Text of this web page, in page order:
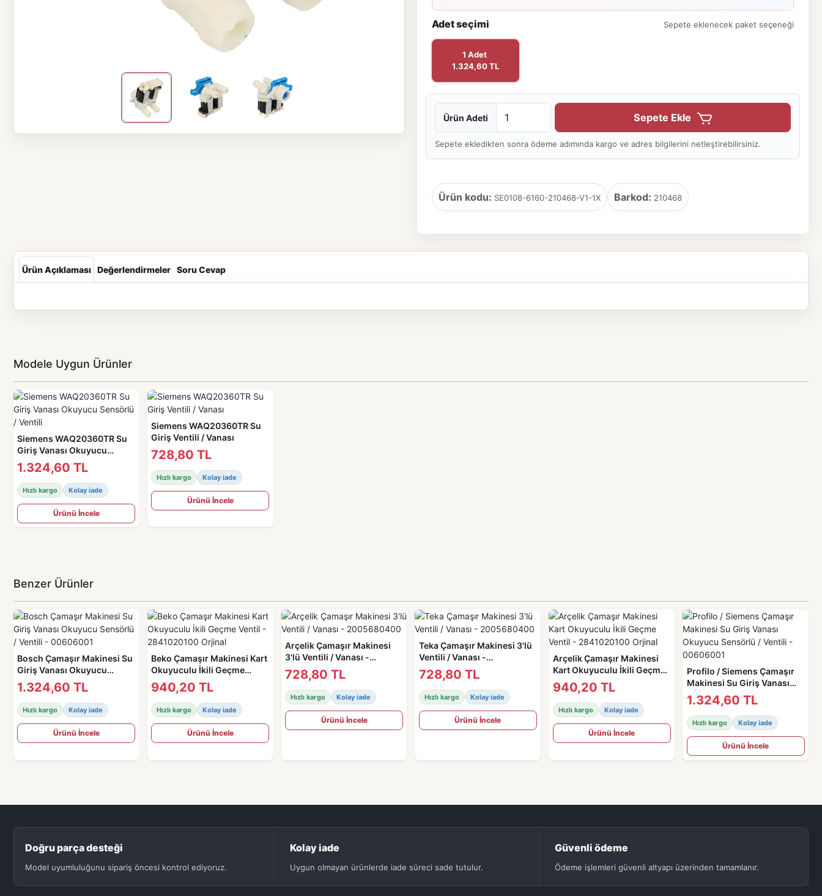
Adet seçimi Sepete eklenecek paket seçeneği
1 Adet
1.324,60 TL
Ürün Adeti Sepete Ekle
Sepete ekledikten sonra ödeme adımında kargo ve adres bilgilerini netleştirebilirsiniz.
Ürün kodu: SE0108-6160-210468-V1-1X Barkod: 210468
Ürün Açıklaması Değerlendirmeler Soru Cevap
Modele Uygun Ürünler
Siemens WAQ20360TR Su
Giriş Vanası Okuyucu
Sensörlü / Ventili
1.324,60 TL
Hızlı kargo Kolay iade
Ürünü İncele
Siemens WAQ20360TR Su
Giriş Ventili / Vanası
728,80 TL
Hızlı kargo Kolay iade
Ürünü İncele
Benzer Ürünler
Bosch Çamaşır Makinesi Su
Giriş Vanası Okuyucu
Sensörlü / Ventili -
00606001
1.324,60 TL
Hızlı kargo Kolay iade
Ürünü İncele
Beko Çamaşır Makinesi Kart
Okuyuculu İkili Geçme
Ventil - 2841020100 Orjinal
940,20 TL
Hızlı kargo Kolay iade
Ürünü İncele
Arçelik Çamaşır Makinesi
3'lü Ventili / Vanası -
2005680400
728,80 TL
Hızlı kargo Kolay iade
Ürünü İncele
Teka Çamaşır Makinesi 3'lü
Ventili / Vanası -
2005680400
728,80 TL
Hızlı kargo Kolay iade
Ürünü İncele
Arçelik Çamaşır Makinesi
Kart Okuyuculu İkili Geçme
Ventil - 2841020100 Orjinal
940,20 TL
Hızlı kargo Kolay iade
Ürünü İncele
Profilo / Siemens Çamaşır
Makinesi Su Giriş Vanası
Okuyucu Sensörlü / Ventili -
00606001
1.324,60 TL
Hızlı kargo Kolay iade
Ürünü İncele
Doğru parça desteği
Model uyumluluğunu sipariş öncesi kontrol ediyoruz.
Kolay iade
Uygun olmayan ürünlerde iade süreci sade tutulur.
Güvenli ödeme
Ödeme işlemleri güvenli altyapı üzerinden tamamlanır.